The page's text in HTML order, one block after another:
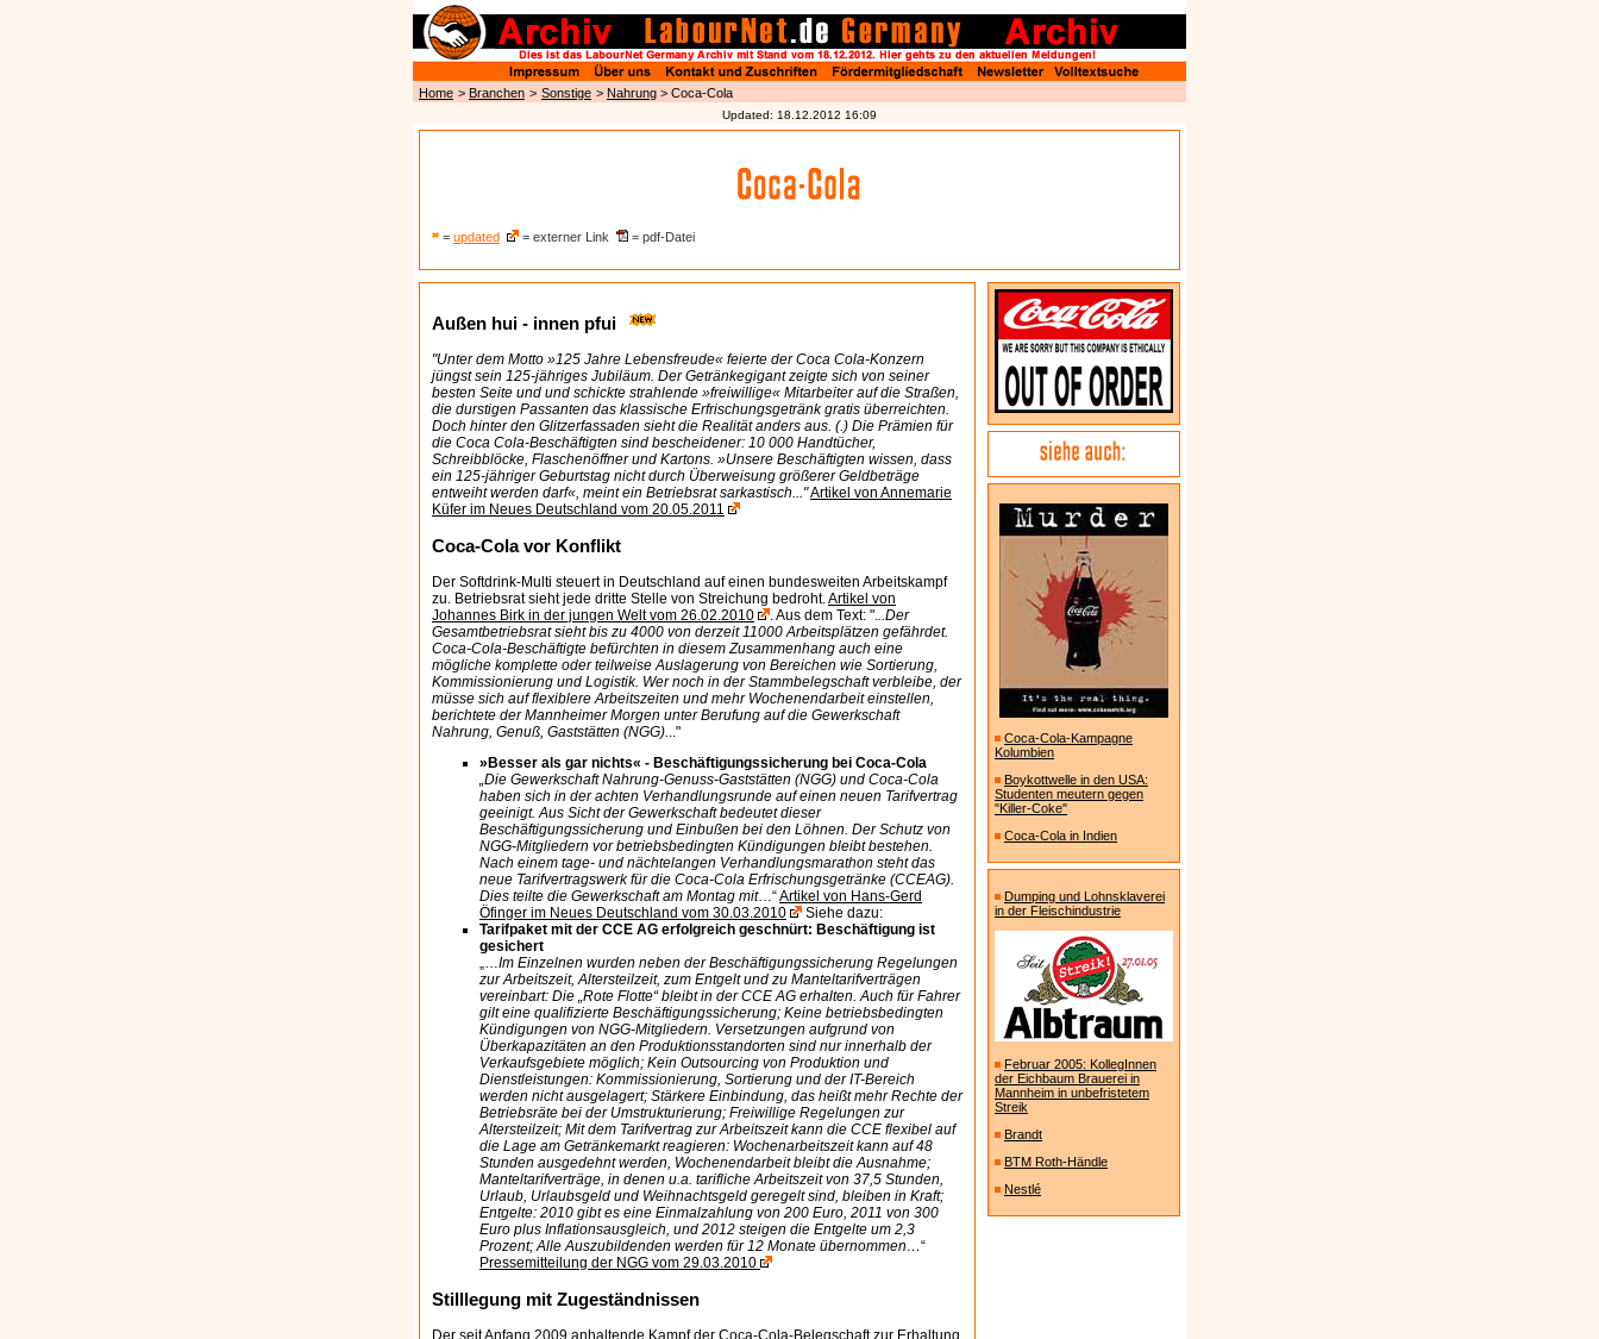
Home > Branchen > Sonstige > Nahrung > Coca-Cola
Updated: 18.12.2012 16:09
= updated = externer Link = pdf-Datei
Außen hui - innen pfui
"Unter dem Motto »125 Jahre Lebensfreude« feierte der Coca Cola-Konzern
jüngst sein 125-jähriges Jubiläum. Der Getränkegigant zeigte sich von seiner
besten Seite und und schickte strahlende »freiwillige« Mitarbeiter auf die Straßen,
die durstigen Passanten das klassische Erfrischungsgetränk gratis überreichten.
Doch hinter den Glitzerfassaden sieht die Realität anders aus. (.) Die Prämien für
die Coca Cola-Beschäftigten sind bescheidener: 10 000 Handtücher,
Schreibblöcke, Flaschenöffner und Kartons. »Unsere Beschäftigten wissen, dass
ein 125-jähriger Geburtstag nicht durch Überweisung größerer Geldbeträge
entweiht werden darf«, meint ein Betriebsrat sarkastisch..."Artikel von Annemarie
Küfer im Neues Deutschland vom 20.05.2011
Coca-Cola vor Konflikt
Der Softdrink-Multi steuert in Deutschland auf einen bundesweiten Arbeitskampf
zu. Betriebsrat sieht jede dritte Stelle von Streichung bedroht.Artikel von
Johannes Birk in der jungen Welt vom 26.02.2010
. Aus dem Text: "...Der
Gesamtbetriebsrat sieht bis zu 4000 von derzeit 11000 Arbeitsplätzen gefährdet.
Coca-Cola-Beschäftigte befürchten in diesem Zusammenhang auch eine
mögliche komplette oder teilweise Auslagerung von Bereichen wie Sortierung,
Kommissionierung und Logistik. Wer noch in der Stammbelegschaft verbleibe, der
müsse sich auf flexiblere Arbeitszeiten und mehr Wochenendarbeit einstellen,
berichtete der Mannheimer Morgen unter Berufung auf die Gewerkschaft
Nahrung, Genuß, Gaststätten (NGG)..."
»Besser als gar nichts« - Beschäftigungssicherung bei Coca-Cola
„Die Gewerkschaft Nahrung-Genuss-Gaststätten (NGG) und Coca-Cola
haben sich in der achten Verhandlungsrunde auf einen neuen Tarifvertrag
geeinigt. Aus Sicht der Gewerkschaft bedeutet dieser
Beschäftigungssicherung und Einbußen bei den Löhnen. Der Schutz von
NGG-Mitgliedern vor betriebsbedingten Kündigungen bleibt bestehen.
Nach einem tage- und nächtelangen Verhandlungsmarathon steht das
neue Tarifvertragswerk für die Coca-Cola Erfrischungsgetränke (CCEAG).
Dies teilte die Gewerkschaft am Montag mit…“Artikel von Hans-Gerd
Öfinger im Neues Deutschland vom 30.03.2010
Siehe dazu:
Tarifpaket mit der CCE AG erfolgreich geschnürt: Beschäftigung ist
gesichert
„…Im Einzelnen wurden neben der Beschäftigungssicherung Regelungen
zur Arbeitszeit, Altersteilzeit, zum Entgelt und zu Manteltarifverträgen
vereinbart: Die „Rote Flotte“ bleibt in der CCE AG erhalten. Auch für Fahrer
gilt eine qualifizierte Beschäftigungssicherung; Keine betriebsbedingten
Kündigungen von NGG-Mitgliedern. Versetzungen aufgrund von
Überkapazitäten an den Produktionsstandorten sind nur innerhalb der
Verkaufsgebiete möglich; Kein Outsourcing von Produktion und
Dienstleistungen: Kommissionierung, Sortierung und der IT-Bereich
werden nicht ausgelagert; Stärkere Einbindung, das heißt mehr Rechte der
Betriebsräte bei der Umstrukturierung; Freiwillige Regelungen zur
Altersteilzeit; Mit dem Tarifvertrag zur Arbeitszeit kann die CCE flexibel auf
die Lage am Getränkemarkt reagieren: Wochenarbeitszeit kann auf 48
Stunden ausgedehnt werden, Wochenendarbeit bleibt die Ausnahme;
Manteltarifverträge, in denen u.a. tarifliche Arbeitszeit von 37,5 Stunden,
Urlaub, Urlaubsgeld und Weihnachtsgeld geregelt sind, bleiben in Kraft;
Entgelte: 2010 gibt es eine Einmalzahlung von 200 Euro, 2011 von 300
Euro plus Inflationsausgleich, und 2012 steigen die Entgelte um 2,3
Prozent; Alle Auszubildenden werden für 12 Monate übernommen…“
Pressemitteilung der NGG vom 29.03.2010
Stilllegung mit Zugeständnissen
Der seit Anfang 2009 anhaltende Kampf der Coca-Cola-Belegschaft zur Erhaltung
Coca-Cola-Kampagne
Kolumbien
Boykottwelle in den USA:
Studenten meutern gegen
"Killer-Coke"
Coca-Cola in Indien
Dumping und Lohnsklaverei
in der Fleischindustrie
Februar 2005: KollegInnen
der Eichbaum Brauerei in
Mannheim in unbefristetem
Streik
Brandt
BTM Roth-Händle
Nestlé